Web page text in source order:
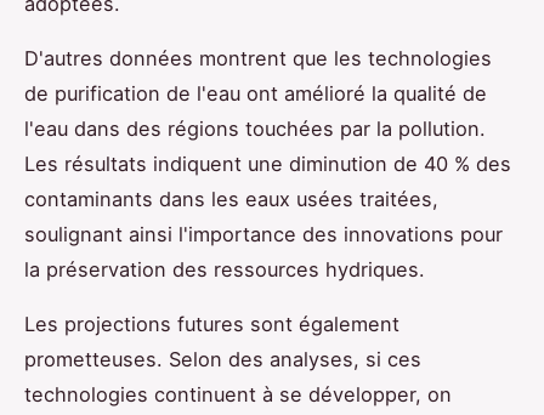
D'autres données montrent que les technologies
de purification de l'eau ont amélioré la qualité de
l'eau dans des régions touchées par la pollution.
Les résultats indiquent une diminution de 40 % des
contaminants dans les eaux usées traitées,
soulignant ainsi l'importance des innovations pour
la préservation des ressources hydriques.
Les projections futures sont également
prometteuses. Selon des analyses, si ces
technologies continuent à se développer, on